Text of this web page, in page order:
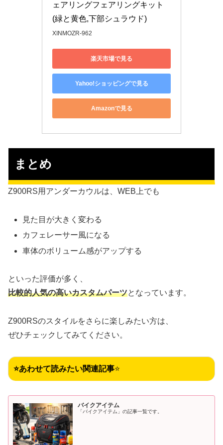
ェアリングフェアリングキット
(緑と黄色,下部シュラウド)
XINMOZR-962
楽天市場で見る
Yahoo!ショッピングで見る
Amazonで見る
まとめ
Z900RS用アンダーカウルは、WEB上でも
見た目が大きく変わる
カフェレーサー風になる
車体のボリューム感がアップする
といった評価が多く、
比較的人気の高いカスタムパーツとなっています。
Z900RSのスタイルをさらに楽しみたい方は、
ぜひチェックしてみてください。
⭐あわせて読みたい関連記事⭐
バイクアイテム
「バイクアイテム」の記事一覧です。